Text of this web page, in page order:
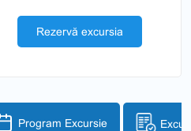
Rezervă excursia
Program Excursie